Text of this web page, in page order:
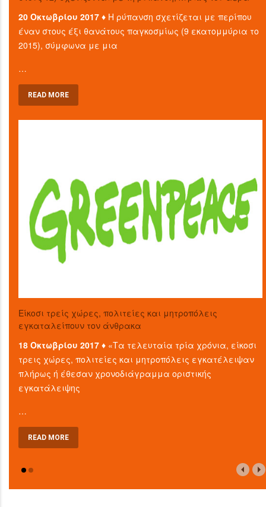
20 Οκτωβρίου 2017 ♦ Η ρύπανση σχετίζεται με περίπου
έναν στους έξι θανάτους παγκοσμίως (9 εκατομμύρια το
2015), σύμφωνα με μια
…
READ MORE
Είκοσι τρείς χώρες, πολιτείες και μητροπόλεις
εγκαταλείπουν τον άνθρακα
18 Οκτωβρίου 2017 ♦ «Τα τελευταία τρία χρόνια, είκοσι
τρεις χώρες, πολιτείες και μητροπόλεις εγκατέλειψαν
πλήρως ή έθεσαν χρονοδιάγραμμα οριστικής
εγκατάλειψης
…
READ MORE